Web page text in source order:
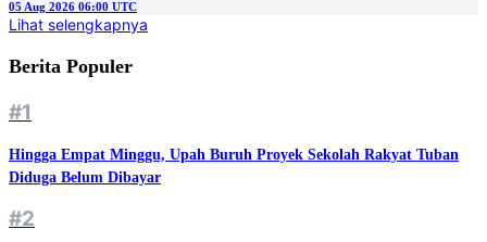
05 Aug 2026 06:00 UTC
Lihat selengkapnya
Berita Populer
#1
Hingga Empat Minggu, Upah Buruh Proyek Sekolah Rakyat Tuban
Diduga Belum Dibayar
#2